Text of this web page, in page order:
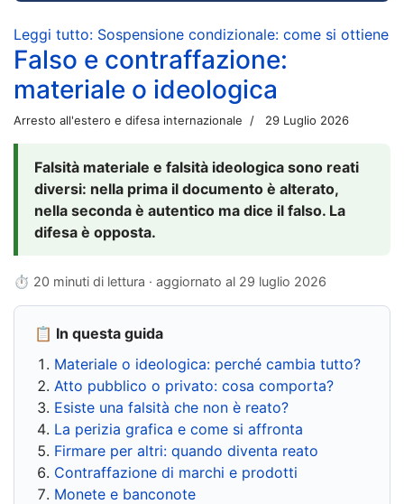
Leggi tutto: Sospensione condizionale: come si ottiene
Falso e contraffazione:
materiale o ideologica
Arresto all'estero e difesa internazionale 29 Luglio 2026
Falsità materiale e falsità ideologica sono reati
diversi: nella prima il documento è alterato,
nella seconda è autentico ma dice il falso. La
difesa è opposta.
⏱ 20 minuti di lettura · aggiornato al 29 luglio 2026
📋 In questa guida
Materiale o ideologica: perché cambia tutto?
Atto pubblico o privato: cosa comporta?
Esiste una falsità che non è reato?
La perizia grafica e come si affronta
Firmare per altri: quando diventa reato
Contraffazione di marchi e prodotti
Monete e banconote